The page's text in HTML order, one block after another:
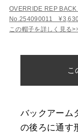
OVERRIDE REP
No.254090011
この帽子を詳しく見る
こ
バックアーム
の後ろに通す